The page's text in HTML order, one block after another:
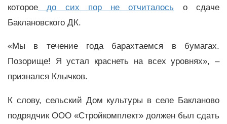
которое
до сих пор не отчиталось о сдаче
Баклановского ДК.
«Мы в течение года барахтаемся в бумагах.
Позорище! Я устал краснеть на всех уровнях», –
признался Клычков.
К слову, сельский Дом культуры в селе Бакланово
подрядчик ООО «Стройкомплект» должен был сдать